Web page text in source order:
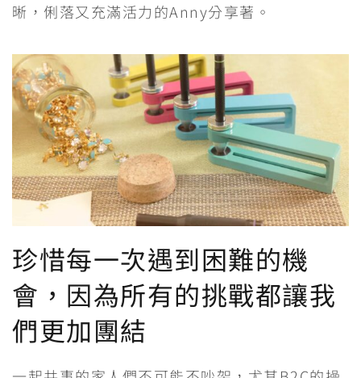
晰，俐落又充滿活力的Anny分享著。
珍惜每一次遇到困難的機
會，因為所有的挑戰都讓我
們更加團結